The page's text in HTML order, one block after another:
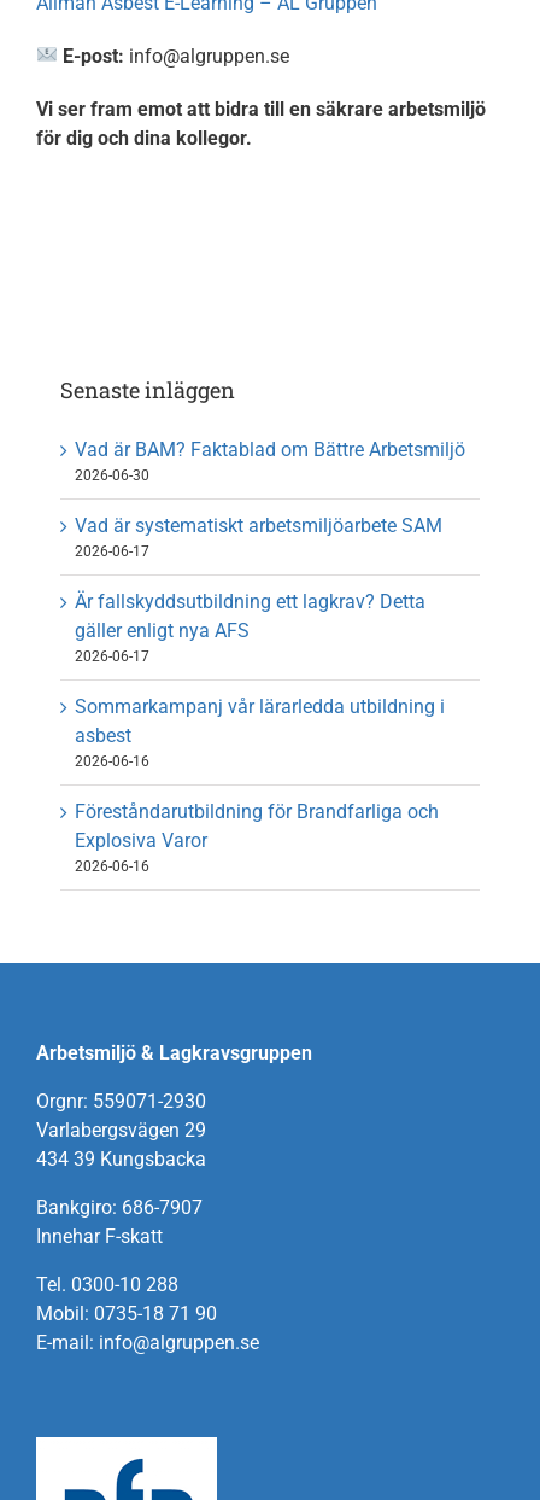
E-post: info@algruppen.se
Vi ser fram emot att bidra till en säkrare arbetsmiljö
för dig och dina kollegor.
Senaste inläggen
Vad är BAM? Faktablad om Bättre Arbetsmiljö
2026-06-30
Vad är systematiskt arbetsmiljöarbete SAM
2026-06-17
Är fallskyddsutbildning ett lagkrav? Detta
gäller enligt nya AFS
2026-06-17
Sommarkampanj vår lärarledda utbildning i
asbest
2026-06-16
Föreståndarutbildning för Brandfarliga och
Explosiva Varor
2026-06-16
Arbetsmiljö & Lagkravsgruppen
Orgnr: 559071-2930
Varlabergsvägen 29
434 39 Kungsbacka
Bankgiro: 686-7907
Innehar F-skatt
Tel. 0300-10 288
Mobil: 0735-18 71 90
E-mail: info@algruppen.se